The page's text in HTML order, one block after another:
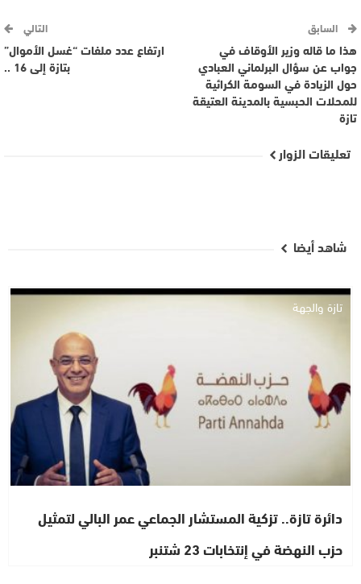
السابق
هذا ما قاله وزير الأوقاف في
جواب عن سؤال البرلماني العبادي
حول الزيادة في السومة الكرائية
للمحلات الحبسية بالمدينة العتيقة
تازة
التالي
ارتفاع عدد ملفات “غسل الأموال”
بتازة إلى 16 ..
تعليقات الزوار
شاهد أيضا
تازة والجهة
دائرة تازة.. تزكية المستشار الجماعي عمر البالي لتمثيل
حزب النهضة في إنتخابات 23 شتنبر